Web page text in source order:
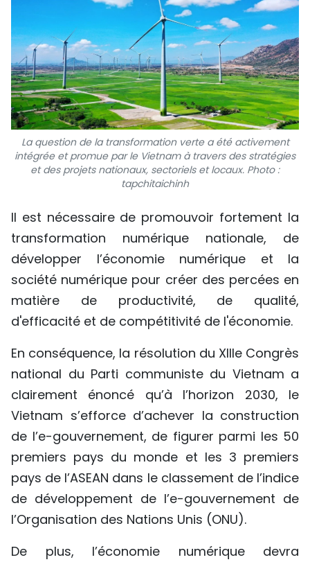
La question de la transformation verte a été activement
intégrée et promue par le Vietnam à travers des stratégies
et des projets nationaux, sectoriels et locaux. Photo :
tapchitaichinh
Il est nécessaire de promouvoir fortement la
transformation numérique nationale, de
développer l’économie numérique et la
société numérique pour créer des percées en
matière de productivité, de qualité,
d'efficacité et de compétitivité de l'économie.
En conséquence, la résolution du XIIIe Congrès
national du Parti communiste du Vietnam a
clairement énoncé qu’à l’horizon 2030, le
Vietnam s’efforce d’achever la construction
de l’e-gouvernement, de figurer parmi les 50
premiers pays du monde et les 3 premiers
pays de l’ASEAN dans le classement de l’indice
de développement de l’e-gouvernement de
l’Organisation des Nations Unis (ONU).
De plus, l’économie numérique devra